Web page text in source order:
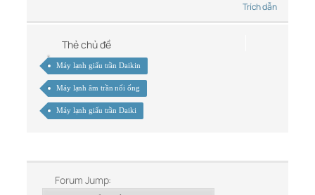
Trích dẫn
Thẻ chủ đề
Máy lạnh giấu trần Daikin
Máy lạnh âm trần nối ống
Máy lạnh giấu trần Daiki
Forum Jump: